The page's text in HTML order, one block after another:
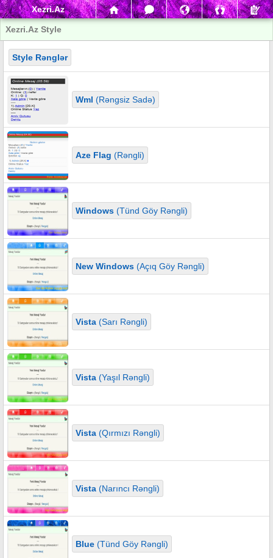
Xezri.Az
Xezri.Az Style
Style Rənglər
Wml (Rəngsiz Sadə)
Aze Flag (Rəngli)
Windows(Tünd Göy Rəngli)
New Windows(Açıq Göy Rəngli)
Vista(Sarı Rəngli)
Vista(Yaşıl Rəngli)
Vista(Qırmızı Rəngli)
Vista(Narıncı Rəngli)
Blue(Tünd Göy Rəngli)